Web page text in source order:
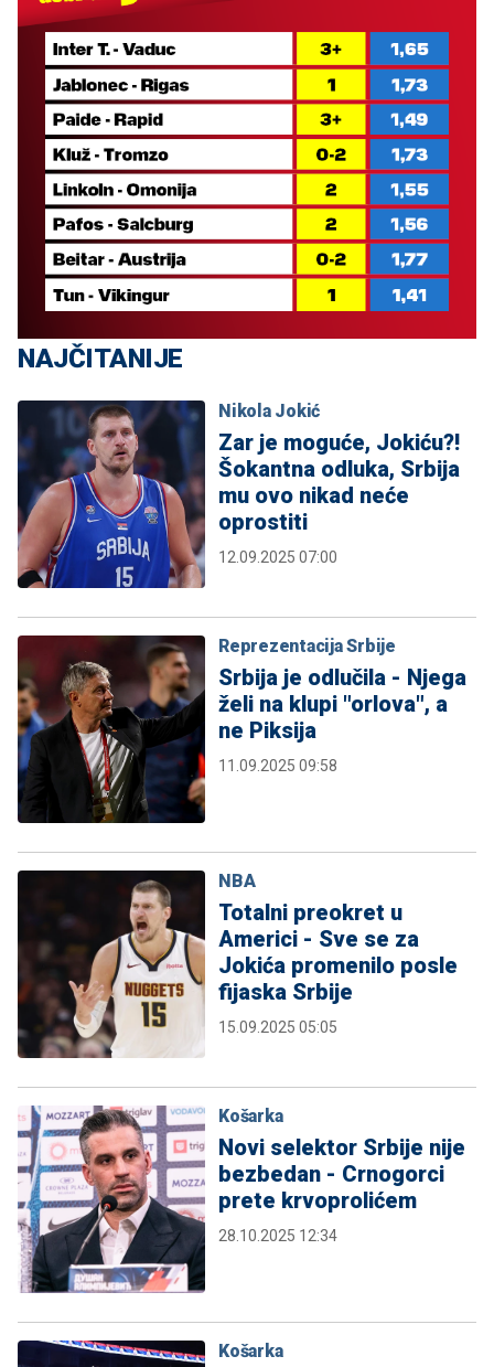
NAJČITANIJE
Nikola Jokić
Zar je moguće, Jokiću?!
Šokantna odluka, Srbija
mu ovo nikad neće
oprostiti
12.09.2025 07:00
Reprezentacija Srbije
Srbija je odlučila - Njega
želi na klupi "orlova", a
ne Piksija
11.09.2025 09:58
NBA
Totalni preokret u
Americi - Sve se za
Jokića promenilo posle
fijaska Srbije
15.09.2025 05:05
Košarka
Novi selektor Srbije nije
bezbedan - Crnogorci
prete krvoprolićem
28.10.2025 12:34
Košarka